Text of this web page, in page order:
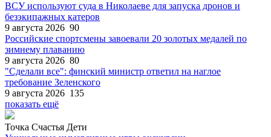
ВСУ используют суда в Николаеве для запуска дронов и
безэкипажных катеров
9 августа 2026 90
Российские спортсмены завоевали 20 золотых медалей по
зимнему плаванию
9 августа 2026 80
"Сделали все": финский министр ответил на наглое
требование Зеленского
9 августа 2026 135
показать ещё
Точка Счастья Дети